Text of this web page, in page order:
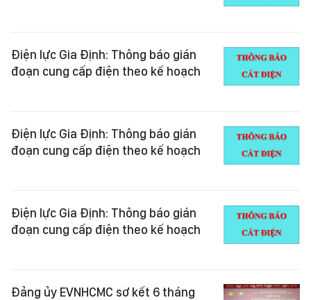
Điện lực Gia Định: Thông báo gián
đoạn cung cấp điện theo kế hoạch
Điện lực Gia Định: Thông báo gián
đoạn cung cấp điện theo kế hoạch
Điện lực Gia Định: Thông báo gián
đoạn cung cấp điện theo kế hoạch
Đảng ủy EVNHCMC sơ kết 6 tháng